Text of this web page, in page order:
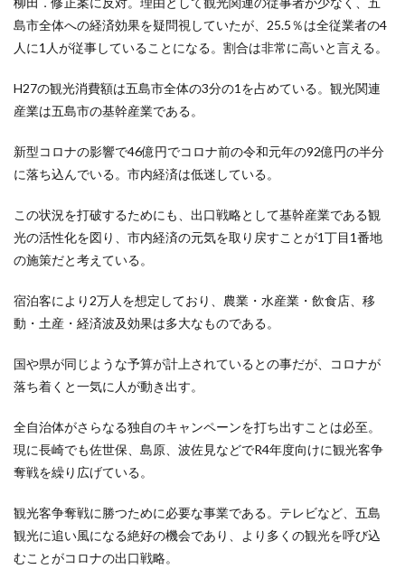
島市全体への経済効果を疑問視していたが、25.5％は全従業者の4
人に1人が従事していることになる。割合は非常に高いと言える。
H27の観光消費額は五島市全体の3分の1を占めている。観光関連
産業は五島市の基幹産業である。
新型コロナの影響で46億円でコロナ前の令和元年の92億円の半分
に落ち込んでいる。市内経済は低迷している。
この状況を打破するためにも、出口戦略として基幹産業である観
光の活性化を図り、市内経済の元気を取り戻すことが1丁目1番地
の施策だと考えている。
宿泊客により2万人を想定しており、農業・水産業・飲食店、移
動・土産・経済波及効果は多大なものである。
国や県が同じような予算が計上されているとの事だが、コロナが
落ち着くと一気に人が動き出す。
全自治体がさらなる独自のキャンペーンを打ち出すことは必至。
現に長崎でも佐世保、島原、波佐見などでR4年度向けに観光客争
奪戦を繰り広げている。
観光客争奪戦に勝つために必要な事業である。テレビなど、五島
観光に追い風になる絶好の機会であり、より多くの観光を呼び込
むことがコロナの出口戦略。